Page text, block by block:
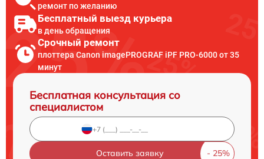
ремонт по желанию
Бесплатный выезд курьера
в день обращения
Срочный ремонт
плоттера Canon imagePROGRAF iPF PRO-6000 от 35
минут
Бесплатная консультация со
специалистом
Оставить заявку